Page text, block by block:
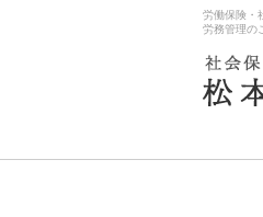
労働保険・
労務管理の